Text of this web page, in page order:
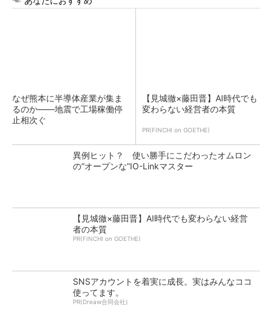
なぜ熊本に半導体産業が集ま
るのか――地震で工場稼働停
止相次ぐ
【見城徹×藤田晋】AI時代でも
変わらない経営者の本質
PR(FINCHI on GOETHE)
異例ヒット？ 使い勝手にこだわったオムロン
の“オープンな”IO-Linkマスター
【見城徹×藤田晋】AI時代でも変わらない経営
者の本質
PR(FINCHI on GOETHE)
SNSアカウントを着実に成長。実はみんなココ
使ってます。
PR(Dreaw合同会社)